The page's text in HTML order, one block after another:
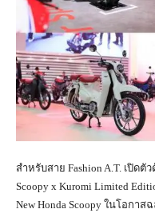
สำหรับสาย Fashion A.T. เปิดตั
Scoopy x Kuromi Limited
New Honda Scoopy ในโอกา